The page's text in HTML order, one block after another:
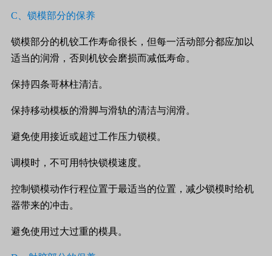
C 、锁模部分的保养
锁模部分的机铰工作寿命很长，但每一活动部分都应加以
适当的润滑，否则机铰会磨损而减低寿命。
保持四条哥林柱清洁。
保持移动模板的滑脚与滑轨的清洁与润滑。
避免使用接近或超过工作压力锁模。
调模时，不可用特快锁模速度。
控制锁模动作行程位置于最适当的位置，减少锁模时给机
器带来的冲击。
避免使用过大过重的模具。